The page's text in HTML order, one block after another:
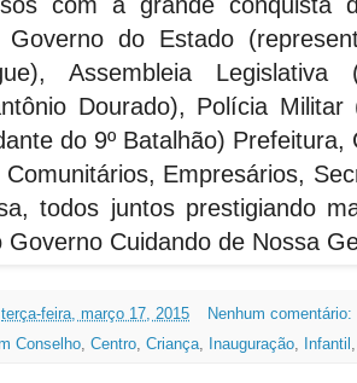
Governo do Estado
Assembleia Legislativa
Dourado), Polícia Militar
do 9º Batalhão) Prefeitura,
Comunitários, Empresários,
todos juntos prestigiando
Governo Cuidando de Nossa
terça-feira, março 17, 2015
Nenhum comentário:
Conselho, Centro, Criança, Inauguração, Infantil